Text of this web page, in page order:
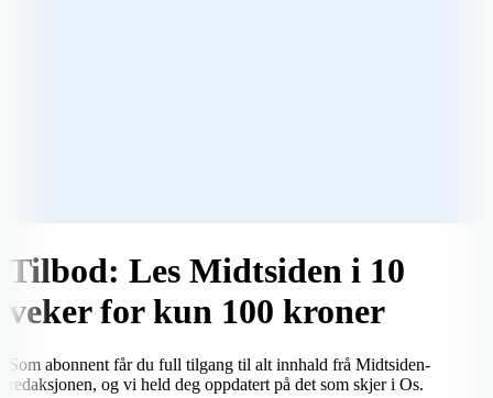
Tilbod: Les Midtsiden i 10
veker for kun 100 kroner
Som abonnent får du full tilgang til alt innhald frå Midtsiden-
redaksjonen, og vi held deg oppdatert på det som skjer i Os.